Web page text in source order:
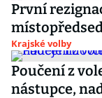
První
Krajské volby
Poučení z
nástupce,